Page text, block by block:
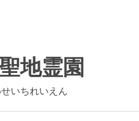
地霊園
いちれいえん